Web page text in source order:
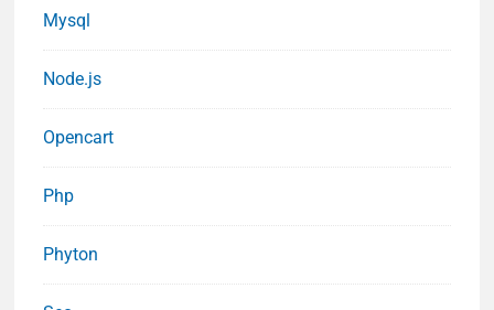
Mysql
Node.js
Opencart
Php
Phyton